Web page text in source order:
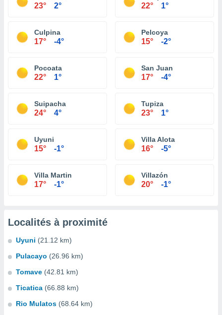
23° 2° 22° 1°
Culpina
17° -4°
Pelcoya
15° -2°
Pocoata
22° 1°
San Juan
17° -4°
Suipacha
24° 4°
Tupiza
23° 1°
Uyuni
15° -1°
Villa Alota
16° -5°
Villa Martin
17° -1°
Villazón
20° -1°
Localités à proximité
Uyuni (21.12 km)
Pulacayo (26.96 km)
Tomave (42.81 km)
Ticatica (66.88 km)
Rio Mulatos (68.64 km)